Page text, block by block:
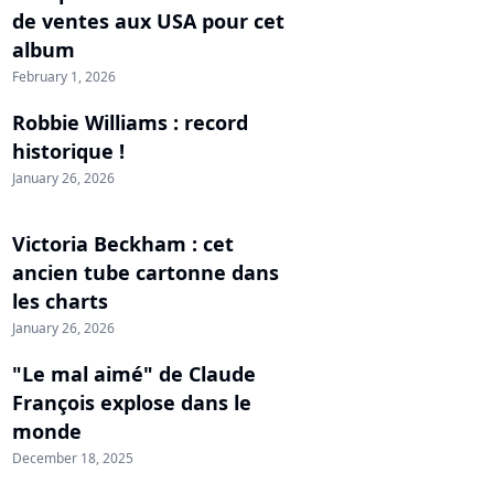
de ventes aux USA pour cet
album
February 1, 2026
Robbie Williams : record
historique !
January 26, 2026
Victoria Beckham : cet
ancien tube cartonne dans
les charts
January 26, 2026
"Le mal aimé" de Claude
François explose dans le
monde
December 18, 2025